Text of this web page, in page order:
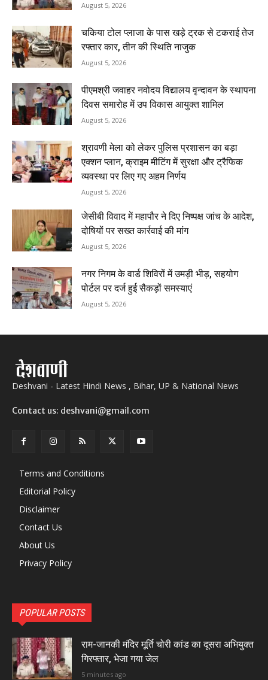
August 5, 2026
चकिया टोल प्लाजा के पास खड़े ट्रक से टकराई तेज
रफ्तार कार, तीन की स्थिति नाजुक
August 5, 2026
पीएमश्री जवाहर नवोदय विद्यालय वृन्दावन के स्थापना
दिवस समारोह में उप विकास आयुक्त शामिल
August 5, 2026
श्रावणी मेला को लेकर पुलिस प्रशासन का बड़ा
एक्शन प्लान, क्राइम मीटिंग में सुरक्षा और ट्रैफिक
व्यवस्था पर लिए गए अहम निर्णय
August 5, 2026
जेसीबी विवाद में महापौर ने दिए निष्पक्ष जांच के आदेश,
दोषियों पर सख्त कार्रवाई की मांग
August 5, 2026
नगर निगम के वार्ड शिविरों में उमड़ी भीड़, सहयोग
पोर्टल पर दर्ज हुई सैकड़ों समस्याएं
August 5, 2026
Deshvani - Latest Hindi News , Bihar, UP & National News
Contact us: deshvani@gmail.com
Terms and Conditions
Editorial Policy
Disclaimer
Contact Us
About Us
Privacy Policy
POPULAR POSTS
राम-जानकी मंदिर मूर्ति चोरी कांड का दूसरा अभियुक्त
गिरफ्तार, भेजा गया जेल
5 minutes ago